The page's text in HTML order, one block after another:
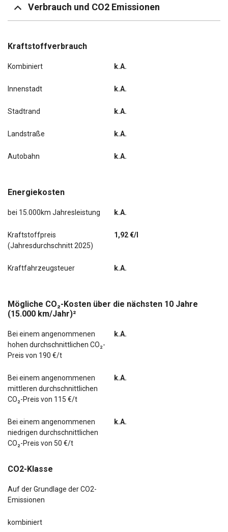
Verbrauch und CO2 Emissionen
Kraftstoffverbrauch
Kombiniert k.A.
Innenstadt k.A.
Stadtrand k.A.
Landstraße k.A.
Autobahn k.A.
Energiekosten
bei 15.000km Jahresleistung k.A.
Kraftstoffpreis
(Jahresdurchschnitt 2025)
1,92 €/l
Kraftfahrzeugsteuer k.A.
Mögliche CO₂-Kosten über die nächsten 10 Jahre
(15.000 km/Jahr)²
Bei einem angenommenen
hohen durchschnittlichen CO₂-
Preis von 190 €/t
k.A.
Bei einem angenommenen
mittleren durchschnittlichen
CO₂-Preis von 115 €/t
k.A.
Bei einem angenommenen
niedrigen durchschnittlichen
CO₂-Preis von 50 €/t
k.A.
CO2-Klasse
Auf der Grundlage der CO2-
Emissionen
kombiniert